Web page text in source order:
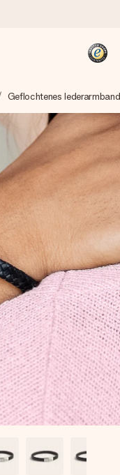
vor und schicken es
richtigen Zeitpunkt
zählt.
bewerten uns mit
aller Länder, in
Geflochtenes lederarmband